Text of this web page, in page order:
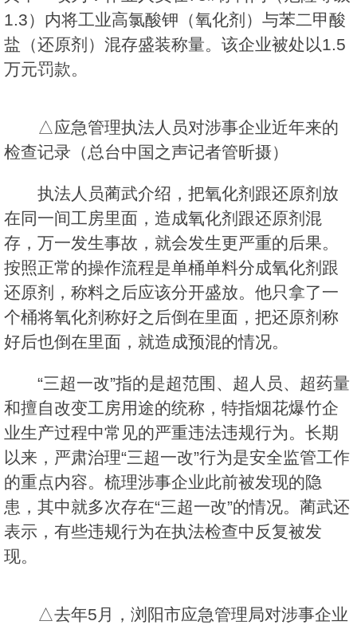
1.3）内将工业高氯酸钾（氧化剂）与苯二甲酸
盐（还原剂）混存盛装称量。该企业被处以1.5
万元罚款。
△应急管理执法人员对涉事企业近年来的
检查记录（总台中国之声记者管昕摄）
执法人员蔺武介绍，把氧化剂跟还原剂放
在同一间工房里面，造成氧化剂跟还原剂混
存，万一发生事故，就会发生更严重的后果。
按照正常的操作流程是单桶单料分成氧化剂跟
还原剂，称料之后应该分开盛放。他只拿了一
个桶将氧化剂称好之后倒在里面，把还原剂称
好后也倒在里面，就造成预混的情况。
“三超一改”指的是超范围、超人员、超药量
和擅自改变工房用途的统称，特指烟花爆竹企
业生产过程中常见的严重违法违规行为。长期
以来，严肃治理“三超一改”行为是安全监管工作
的重点内容。梳理涉事企业此前被发现的隐
患，其中就多次存在“三超一改”的情况。蔺武还
表示，有些违规行为在执法检查中反复被发
现。
△去年5月，浏阳市应急管理局对涉事企业